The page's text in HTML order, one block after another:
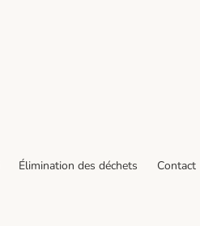
Élimination des déchets
Contact